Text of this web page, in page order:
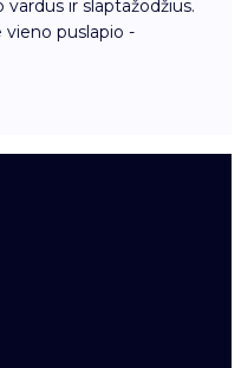
ir slaptažodžius.
vieno puslapio -